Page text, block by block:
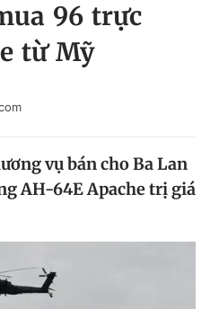
Tin 360
Magazine
96 trực
từ Mỹ
vụ bán cho Ba Lan
AH-64E Apache trị giá